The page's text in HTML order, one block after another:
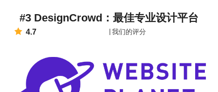
#3 DesignCrowd：最佳专业设计平台
4.7 我们的评分